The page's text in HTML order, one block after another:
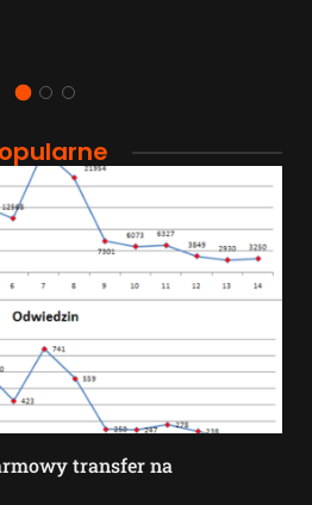
transfer na